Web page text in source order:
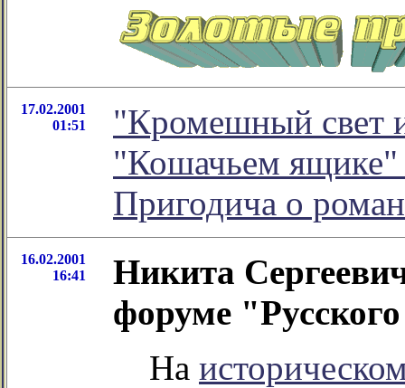
17.02.2001
01:51
"Кромешный свет
"Кошачьем ящике"
Пригодича о
16.02.2001
16:41
Никита
форуме
На